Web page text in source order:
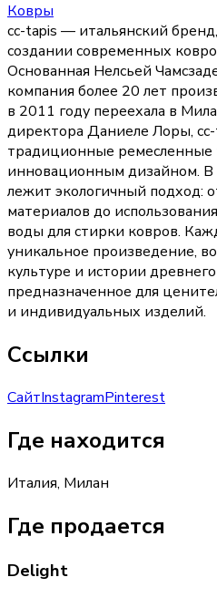
Ковры
cc-tapis — итальянский
создании современных
Основанная Нелсьей
компания более 20 лет
в 2011 году переехала в
директора Даниеле Лоры, cc-
традиционные ремесленные
инновационным дизайном. В
лежит экологичный подход:
материалов до
воды для стирки ковров.
уникальное произведение,
культуре и истории
предназначенное для
и индивидуальных изделий.
Ссылки
СайтInstagramPinterest
Где находится
Италия, Милан
Где продается
Delight